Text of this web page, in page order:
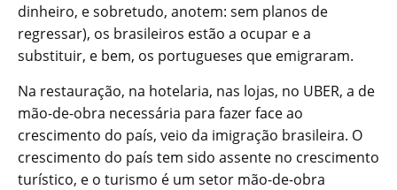
dinheiro, e sobretudo, anotem: sem planos de
regressar), os brasileiros estão a ocupar e a
substituir, e bem, os portugueses que emigraram.
Na restauração, na hotelaria, nas lojas, no UBER, a de
mão-de-obra necessária para fazer face ao
crescimento do país, veio da imigração brasileira. O
crescimento do país tem sido assente no crescimento
turístico, e o turismo é um setor mão-de-obra